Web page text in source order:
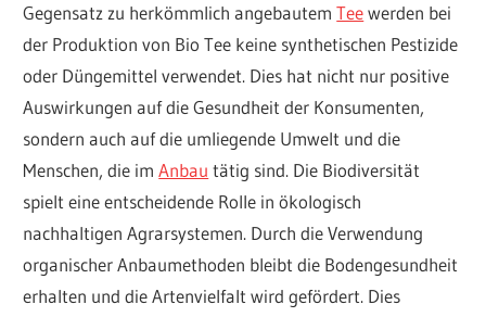
Gegensatz zu herkömmlich angebautemTeewerden bei
der Produktion von Bio Tee keine synthetischen Pestizide
oder Düngemittel verwendet. Dies hat nicht nur positive
Auswirkungen auf die Gesundheit der Konsumenten,
sondern auch auf die umliegende Umwelt und die
Menschen, die imAnbau tätig sind. Die Biodiversität
spielt eine entscheidende Rolle in ökologisch
nachhaltigen Agrarsystemen. Durch die Verwendung
organischer Anbaumethoden bleibt die Bodengesundheit
erhalten und die Artenvielfalt wird gefördert. Dies